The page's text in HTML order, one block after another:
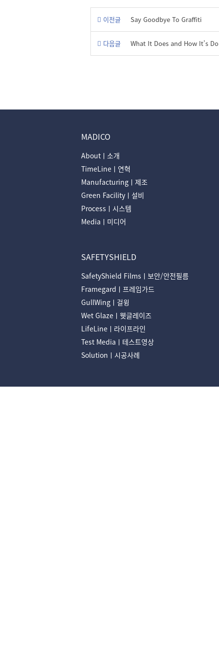
이전글 Say Goodbye To Graffiti
다음글 What It Does and How It’s
MADICO
Aboutㅣ소개
TimeLineㅣ연혁
Manufacturingㅣ제조
Green Facilityㅣ설비
Processㅣ시스템
Mediaㅣ미디어
SAFETYSHIELD
SafetyShield Filmsㅣ보안/안전필름
Framegardㅣ프레임가드
GullWingㅣ걸윙
Wet Glazeㅣ웻글레이즈
LifeLineㅣ라이프라인
Test Mediaㅣ테스트영상
Solutionㅣ시공사례